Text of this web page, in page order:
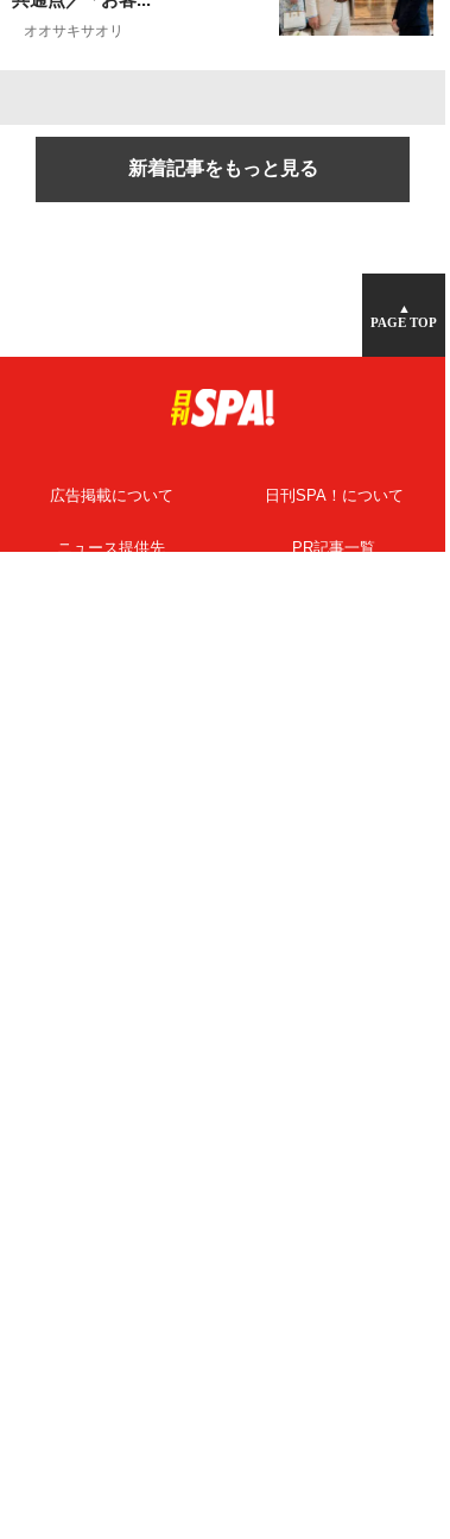
オオサキサオリ
新着記事をもっと見る
▲
PAGE TOP
広告掲載について 日刊SPA！について
ニュース提供先 PR記事一覧